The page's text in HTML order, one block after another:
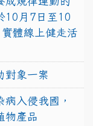
10月7日至10
體線上健走活
對象一案
入侵我國，
物產品